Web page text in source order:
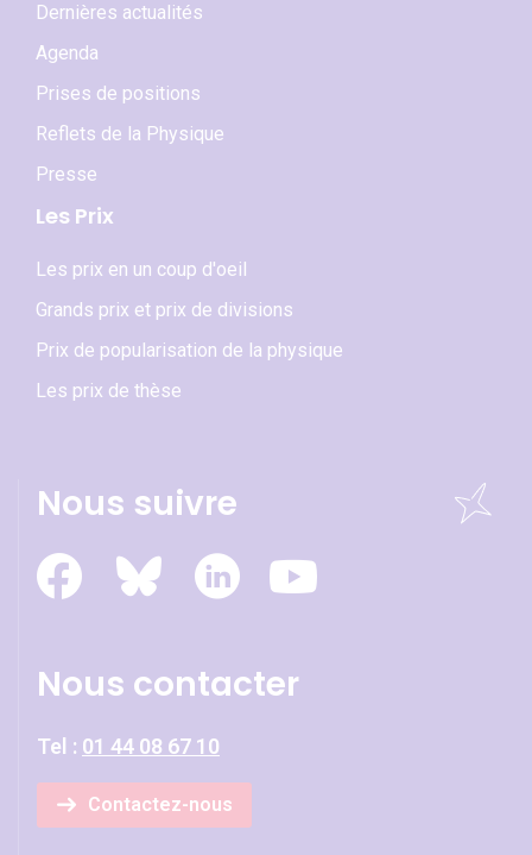
Dernières actualités
Agenda
Prises de positions
Reflets de la Physique
Presse
Les Prix
Les prix en un coup d'oeil
Grands prix et prix de divisions
Prix de popularisation de la physique
Les prix de thèse
Nous suivre
Nous contacter
Tel : 01 44 08 67 10
Contactez-nous